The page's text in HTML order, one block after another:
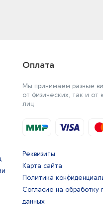
Оплата
Мы принимаем разные
от физических, так и от
лиц
Реквизиты
Карта сайта
Политика
Согласие на обработку
данных